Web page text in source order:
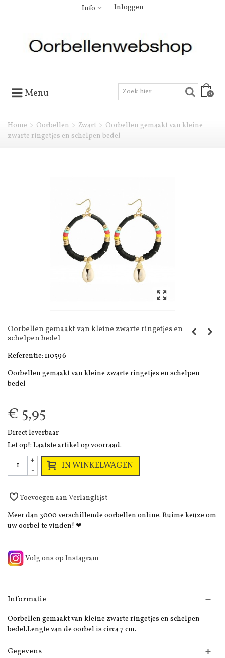
Info Inloggen
Menu 0
Home > Oorbellen > Zwart > Oorbellen gemaakt van kleine
zwarte ringetjes en schelpen bedel
Oorbellen gemaakt van kleine zwarte ringetjes en
schelpen bedel
Referentie: 110596
Oorbellen gemaakt van kleine zwarte ringetjes en schelpen
bedel
€ 5,95
Direct leverbaar
Let op!: Laatste artikel op voorraad.
-
+ IN WINKELWAGEN
Toevoegen aan Verlanglijst
Meer dan 3000 verschillende oorbellen online. Ruime keuze om
uw oorbel te vinden! ❤
Volg ons op Instagram
Informatie
Oorbellen gemaakt van kleine zwarte ringetjes en schelpen
bedel.Lengte van de oorbel is circa 7 cm.
Gegevens